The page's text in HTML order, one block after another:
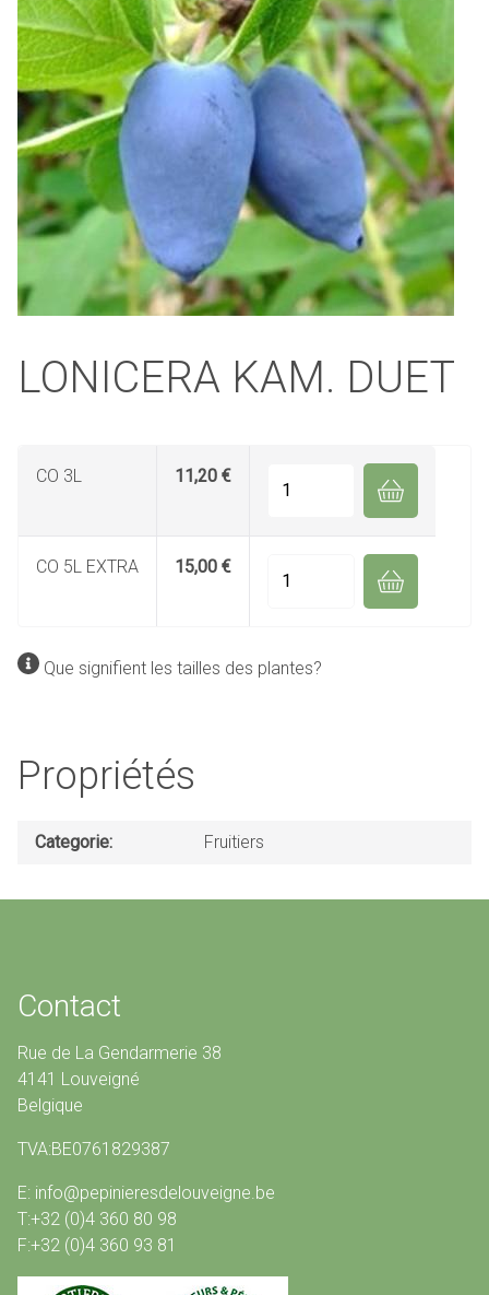
LONICERA KAM. DUET
CO 3L 11,20 €
CO 5L EXTRA 15,00 €
Que signifient les tailles des plantes?
Propriétés
Categorie Fruitiers
Contact
Rue de La Gendarmerie 38
4141 Louveigné
Belgique
TVA:BE0761829387
E: info@pepinieresdelouveigne.be
T:+32 (0)4 360 80 98
F:+32 (0)4 360 93 81